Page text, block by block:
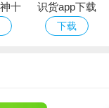
十
卓
识货app下载
官方正版最新
下载